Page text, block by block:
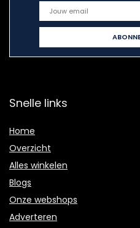
Snelle links
Home
Overzicht
Alles winkelen
Blogs
Onze webshops
Adverteren